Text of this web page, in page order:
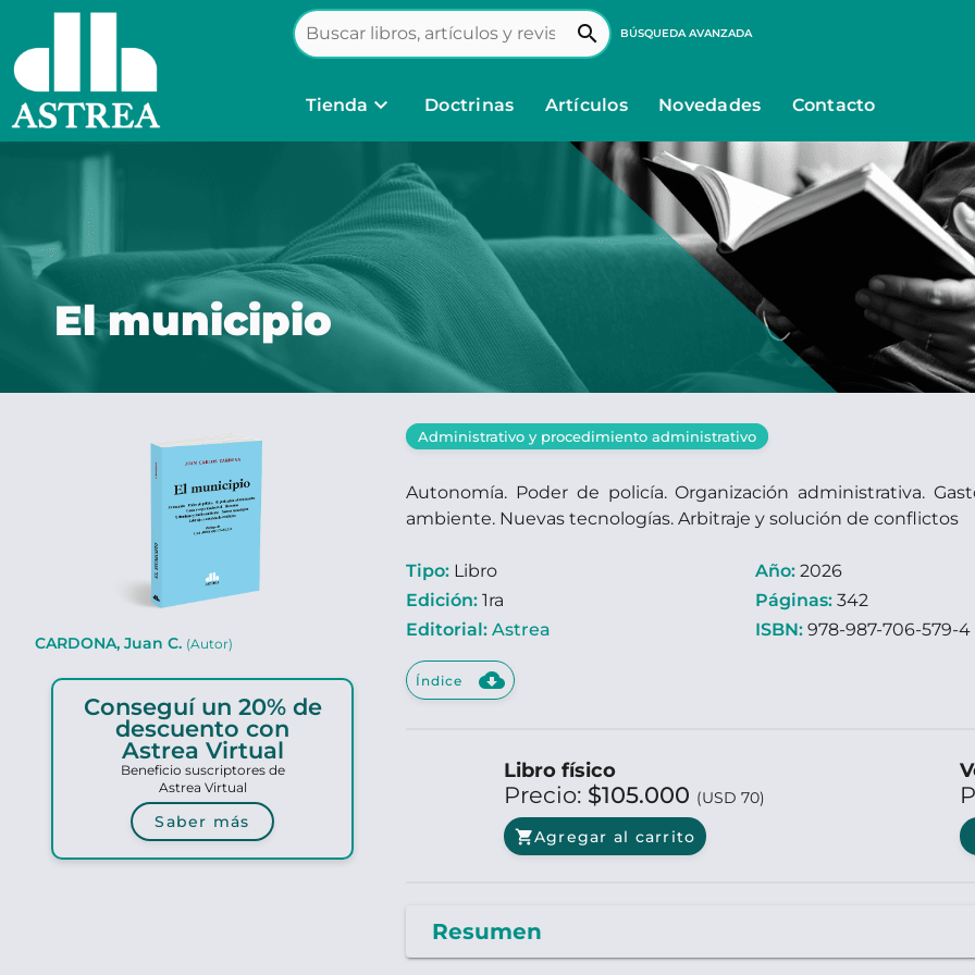
search BÚSQUEDA AVANZADA
Tienda keyboard_arrow_down Doctrinas Artículos Novedades Contacto
El municipio
CARDONA, Juan C. (Autor)
Conseguí un 20% de
descuento con
Astrea Virtual
Beneficio suscriptores de
Astrea Virtual
Saber más
Administrativo y procedimiento administrativo
Autonomía. Poder de policía. Organización administrativa.
ambiente. Nuevas tecnologías. Arbitraje y solución de conflictos
Tipo: Libro
Edición: 1ra
Editorial: Astrea
Año: 2026
Páginas: 342
ISBN: 978-987-706-579-4
Índice cloud_download
Libro físico
Precio: $105.000 (USD 70)
shopping_cartAgregar al carrito
Resumen